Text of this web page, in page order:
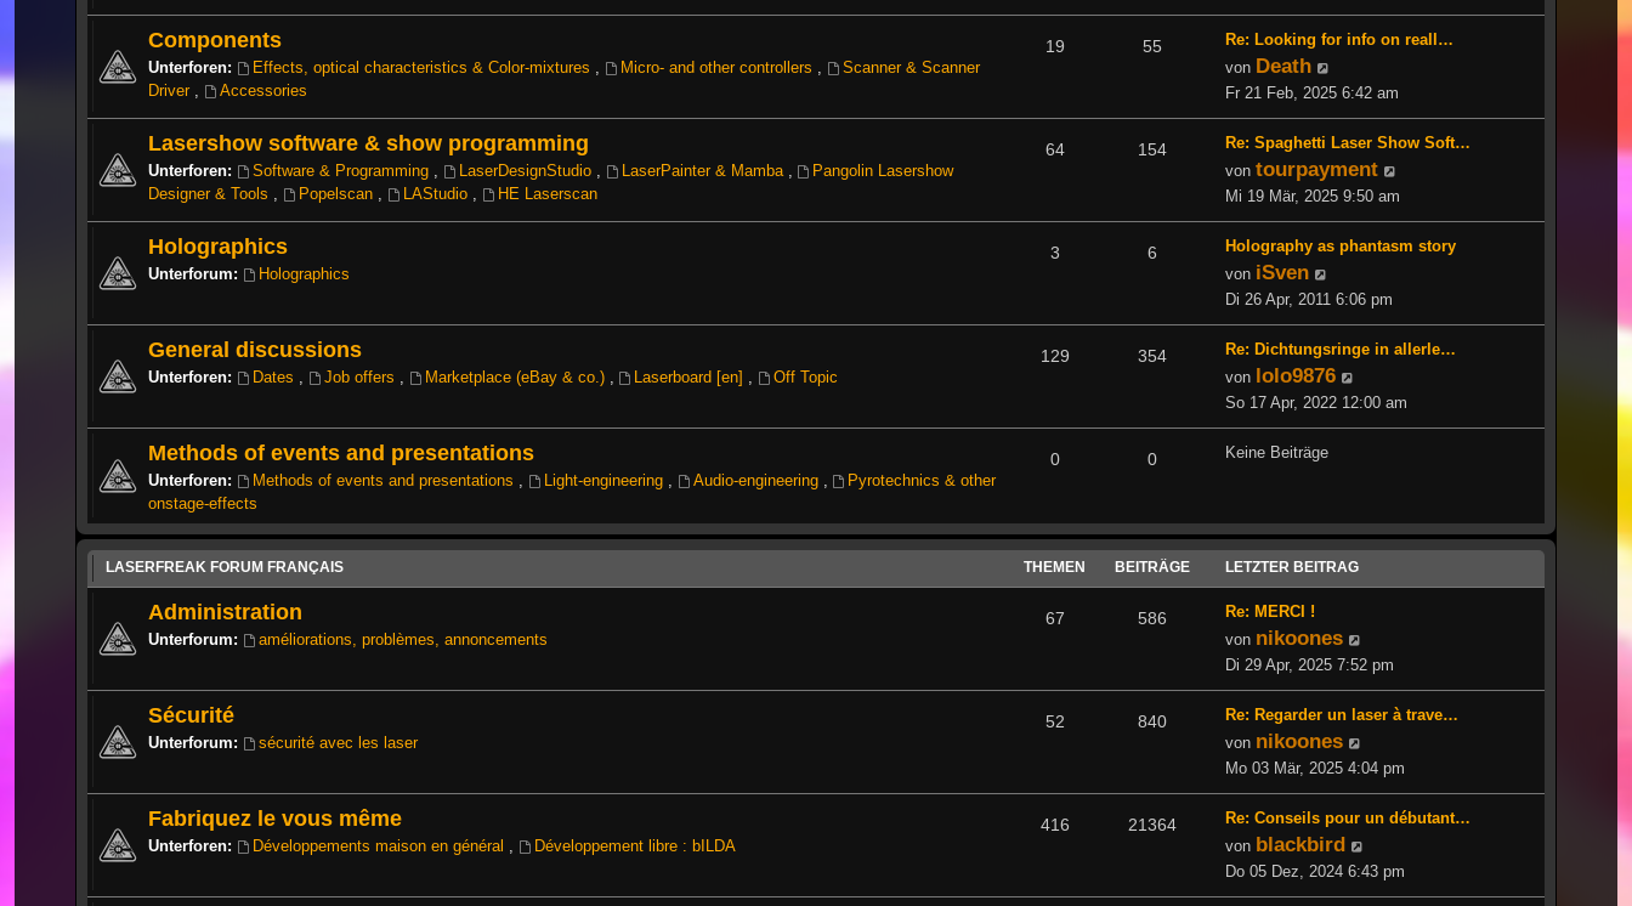
Components
Unterforen: Effects, optical characteristics & Color-mixtures Micro- and other controllers
Scanner & Scanner
Driver
Accessories
19 55
Re: Looking for info on reall…
von Death
Beitrag
Fr 21 Feb, 2025 6:42 am
Lasershow software & show programming
Unterforen: Software & Programming LaserDesignStudio LaserPainter & Mamba
Pangolin Lasershow
Designer & Tools
Popelscan LAStudio HE Laserscan
64 154
Re: Spaghetti Laser Show Soft…
von tourpayment
Beitrag
Mi 19 Mär, 2025 9:50 am
Holographics
Unterforum: Holographics
3 6
Holography as phantasm story
von iSven
Beitrag
Di 26 Apr, 2011 6:06 pm
General discussions
Unterforen: Dates Job offers Marketplace (eBay & co.) Laserboard [en] Off Topic
129 354
Re: Dichtungsringe in allerle…
von lolo9876
Beitrag
So 17 Apr, 2022 12:00 am
Methods of events and presentations
Unterforen: Methods of events and presentations Light-engineering Audio-engineering
Pyrotechnics & other
onstage-effects
0 0 Keine Beiträge
LASERFREAK FORUM FRANÇAIS THEMEN BEITRÄGE LETZTER BEITRAG
Administration
Unterforum: améliorations, problèmes, annoncements
67 586
Re: MERCI !
von nikoones
Beitrag
Di 29 Apr, 2025 7:52 pm
Sécurité
Unterforum: sécurité avec les laser
52 840
Re: Regarder un laser à trave…
von nikoones
Beitrag
Mo 03 Mär, 2025 4:04 pm
Fabriquez le vous même
Unterforen: Développements maison en général Développement libre : bILDA
416 21364
Re: Conseils pour un débutant…
von blackbird
Beitrag
Do 05 Dez, 2024 6:43 pm